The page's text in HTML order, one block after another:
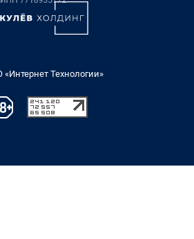
Технологии»